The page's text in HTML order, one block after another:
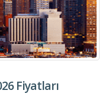
Fiyatları